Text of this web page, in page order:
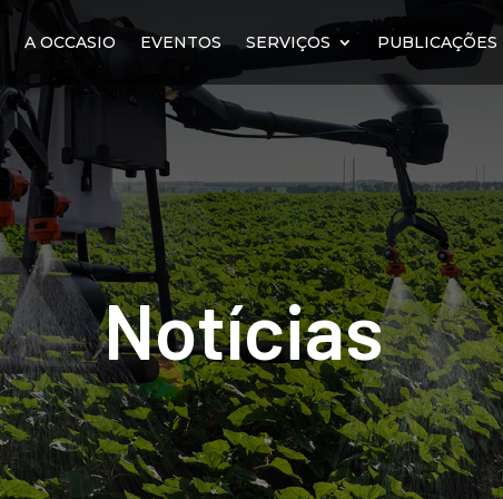
A OCCASIO EVENTOS SERVIÇOS PUBLICAÇÕES
Notícias